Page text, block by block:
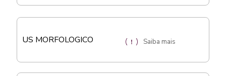
US MORFOLOGICO Saiba mais